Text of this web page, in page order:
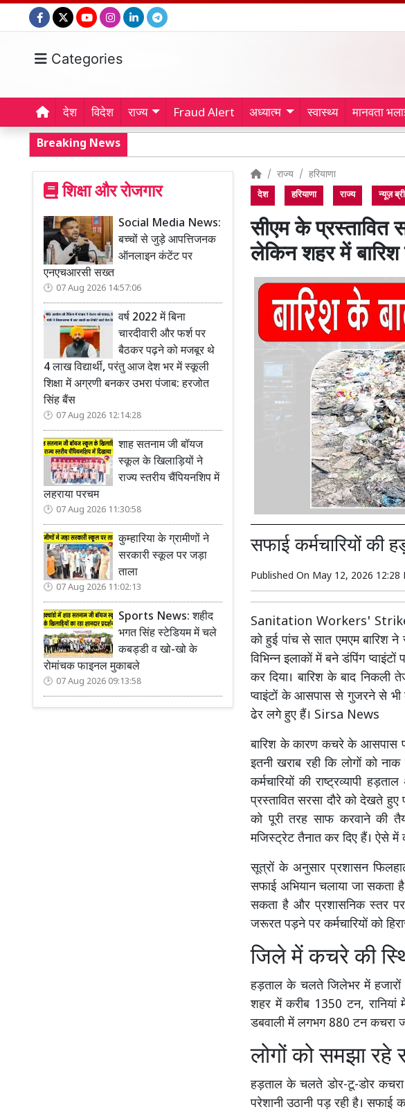
Categories
देश विदेश राज्य Fraud Alert अध्यात्म स्वास्थ्य मानवता
Breaking News
शिक्षा और रोजगार
Social Media News:
बच्चों से जुड़े आपत्तिजनक
ऑनलाइन कंटेंट पर
एनएचआरसी सख्त
07 Aug 2026 14:57:06
वर्ष 2022 में बिना
चारदीवारी और फर्श पर
बैठकर पढ़ने को मजबूर थे
4 लाख विद्यार्थी, परंतु आज देश भर में स्कूली
शिक्षा में अग्रणी बनकर उभरा पंजाब: हरजोत
सिंह बैंस
07 Aug 2026 12:14:28
शाह सतनाम जी बॉयज
स्कूल के खिलाड़ियों ने
राज्य स्तरीय चैंपियनशिप में
लहराया परचम
07 Aug 2026 11:30:58
कुम्हारिया के ग्रामीणों ने
सरकारी स्कूल पर जड़ा
ताला
07 Aug 2026 11:02:13
Sports News: शहीद
भगत सिंह स्टेडियम में चले
कबड्डी व खो-खो के
रोमांचक फाइनल मुकाबले
07 Aug 2026 09:13:58
राज्य हरियाणा
देश हरियाणा राज्य न्यूज़
सीएम के प्रस्तावित
लेकिन शहर में
सफाई कर्मचारियों
Published On May 12, 2026 12:28
Sanitation Workers' Strike
को हुई पांच से सात एमएम बारिश
विभिन्न इलाकों में बने डंपिंग
कर दिया। बारिश के बाद
प्वाइंटों के आसपास से गुजरने से
ढेर लगे हुए हैं। Sirsa News
बारिश के कारण कचरे के आसपास
इतनी खराब रही कि लोगों को
कर्मचारियों की राष्ट्रव्यापी
प्रस्तावित सरसा दौरे को देखते
को पूरी तरह साफ करवाने की
मजिस्ट्रेट तैनात कर दिए हैं। ऐसे
सूत्रों के अनुसार प्रशासन
सफाई अभियान चलाया जा सकता
सकता है और प्रशासनिक स्तर पर
जरूरत पड़ने पर कर्मचारियों को
जिले में कचरे की
हड़ताल के चलते जिलेभर में हजारों
शहर में करीब 1350 टन,
डबवाली में लगभग 880 टन कचरा
लोगों को समझा रहे
हड़ताल के चलते डोर-टू-डोर
परेशानी उठानी पड़ रही है। सफाई